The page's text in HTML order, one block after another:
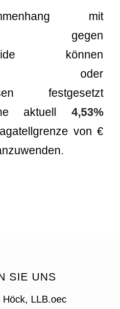
mit
gegen
können
oder
festgesetzt
aktuell4,53%
von €
SIE UNS
LLB.oec